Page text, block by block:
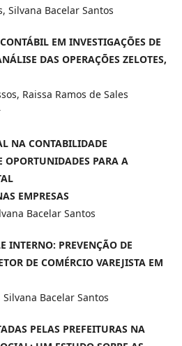
Silvana Bacelar Santos
EM INVESTIGAÇÕES DE
DAS OPERAÇÕES ZELOTES,
Raissa Ramos de Sales
NA CONTABILIDADE
OPORTUNIDADES PARA A
EMPRESAS
Bacelar Santos
INTERNO: PREVENÇÃO DE
DE COMÉRCIO VAREJISTA EM
Bacelar Santos
PELAS PREFEITURAS NA